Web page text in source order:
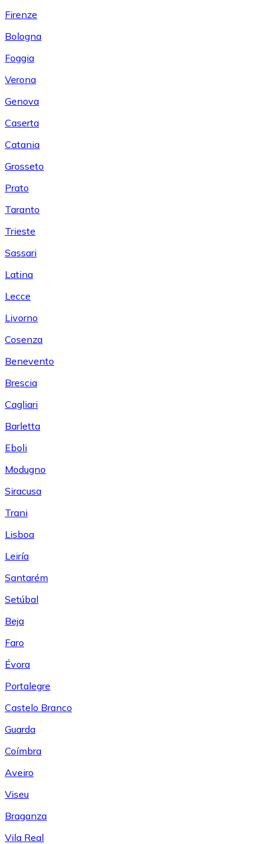
Firenze
Bologna
Foggia
Verona
Genova
Caserta
Catania
Grosseto
Prato
Taranto
Trieste
Sassari
Latina
Lecce
Livorno
Cosenza
Benevento
Brescia
Cagliari
Barletta
Eboli
Modugno
Siracusa
Trani
Lisboa
Leiría
Santarém
Setúbal
Beja
Faro
Évora
Portalegre
Castelo Branco
Guarda
Coímbra
Aveiro
Viseu
Braganza
Vila Real